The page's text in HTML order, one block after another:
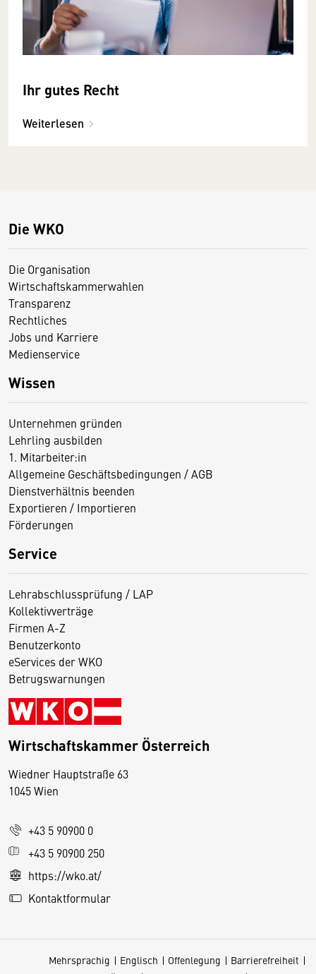
Ihr gutes Recht
Weiterlesen
Die WKO
Die Organisation
Wirtschaftskammerwahlen
Transparenz
Rechtliches
Jobs und Karriere
Medienservice
Wissen
Unternehmen gründen
Lehrling ausbilden
1. Mitarbeiter:in
Allgemeine Geschäftsbedingungen / AGB
Dienstverhältnis beenden
Exportieren / Importieren
Förderungen
Service
Lehrabschlussprüfung / LAP
Kollektivverträge
Firmen A-Z
Benutzerkonto
eServices der WKO
Betrugswarnungen
Wirtschaftskammer Österreich
Wiedner Hauptstraße 63
1045 Wien
+43 5 90900 0
+43 5 90900 250
https://wko.at/
Kontaktformular
Mehrsprachig Englisch Offenlegung
Barrierefreiheit
D
s
e
S
e